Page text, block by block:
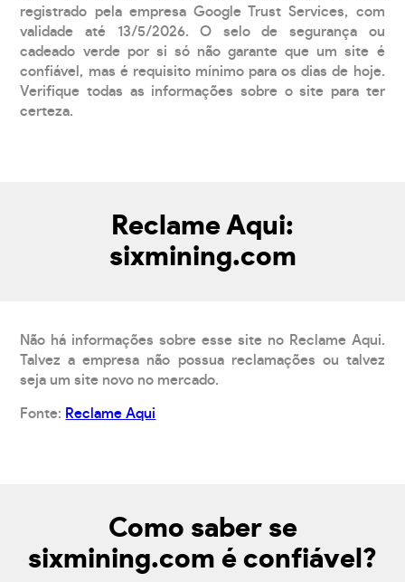
registrado pela empresa Google Trust Services, com
validade até 13/5/2026. O selo de segurança ou
cadeado verde por si só não garante que um site é
confiável, mas é requisito mínimo para os dias de hoje.
Verifique todas as informações sobre o site para ter
certeza.
Reclame Aqui:
sixmining.com
Não há informações sobre esse site no Reclame Aqui.
Talvez a empresa não possua reclamações ou talvez
seja um site novo no mercado.
Fonte: Reclame Aqui
Como saber se
sixmining.com é confiável?